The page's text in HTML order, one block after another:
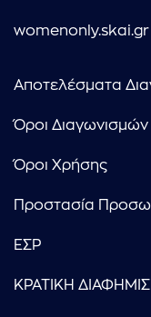
womenonly.skai.gr
Αποτελέσματα
Όροι Διαγωνισμών
Όροι Χρήσης
Προστασία
ΕΣΡ
ΚΡΑΤΙΚΗ